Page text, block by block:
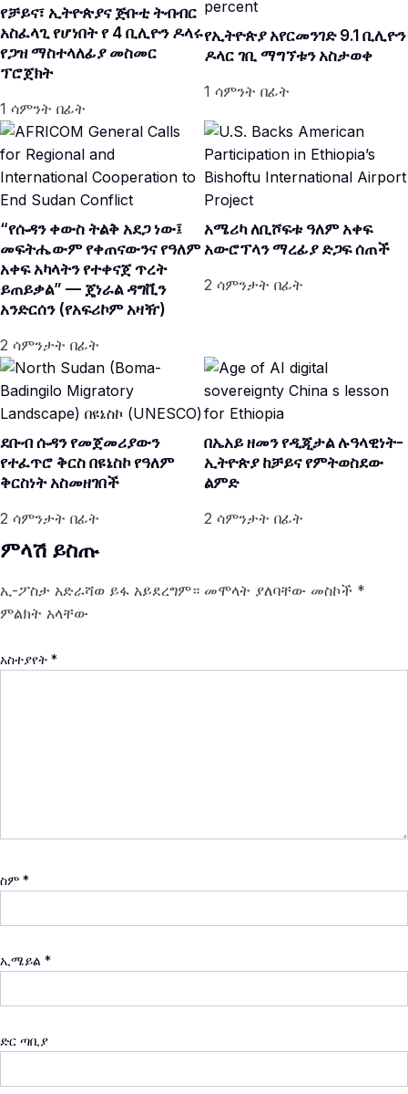
የቻይና፣ ኢትዮጵያና ጅቡቲ ትብብር
አስፈላጊ የሆነበት የ 4 ቢሊዮን ዶላሩ
የጋዝ ማስተላለፊያ መስመር
ፕሮጀክት
1 ሳምንት በፊት
የኢትዮጵያ አየርመንገድ 9.1 ቢሊዮን
ዶላር ገቢ ማግኘቱን አስታወቀ
1 ሳምንት በፊት
“የሱዳን ቀውስ ትልቅ አደጋ ነው፤
መፍትሔውም የቀጠናውንና የዓለም
አቀፍ አካላትን የተቀናጀ ጥረት
ይጠይቃል” — ጄነራል ዳግቪን
አንድርሰን (የአፍሪኮም አዛዥ)
2 ሳምንታት በፊት
አሜሪካ ለቢሾፍቱ ዓለም አቀፍ
አውሮፕላን ማረፊያ ድጋፍ ሰጠች
2 ሳምንታት በፊት
ደቡብ ሱዳን የመጀመሪያውን
የተፈጥሮ ቅርስ በዩኔስኮ የዓለም
ቅርስነት አስመዘገበች
2 ሳምንታት በፊት
በኤአይ ዘመን የዲጂታል ሉዓላዊነት-
ኢትዮጵያ ከቻይና የምትወስደው
ልምድ
2 ሳምንታት በፊት
ምላሽ ይስጡ
ኢ-ፖስታ አድራሻወ ይፋ አይደረግም። መሞላት ያለባቸው መስኮች *
ምልክት አላቸው
አስተያየት *
ስም *
ኢሜይል *
ድር ጣቢያ